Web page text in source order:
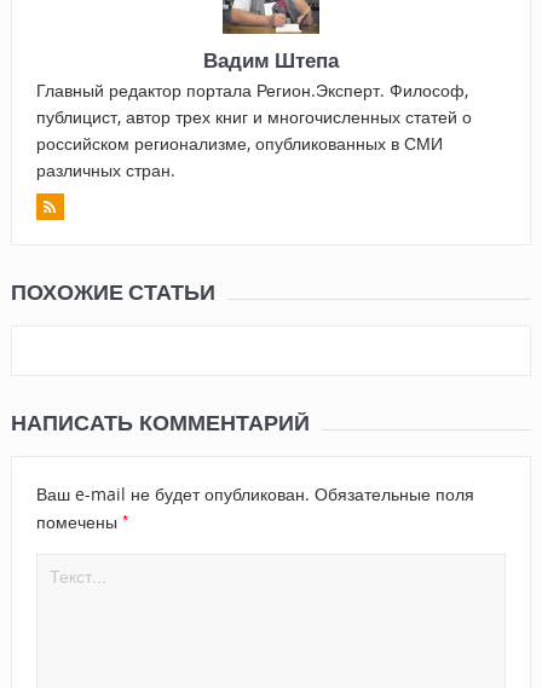
Вадим Штепа
Главный редактор портала Регион.Эксперт. Философ,
публицист, автор трех книг и многочисленных статей о
российском регионализме, опубликованных в СМИ
различных стран.
ПОХОЖИЕ СТАТЬИ
НАПИСАТЬ КОММЕНТАРИЙ
Ваш e-mail не будет опубликован. Обязательные поля
помечены *